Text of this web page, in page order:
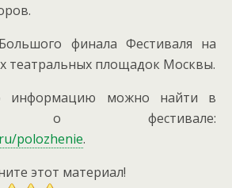
финала Фестиваля на
театральных площадок Москвы.
информацию можно найти в
о фестивале:
polozhenie.
этот материал!